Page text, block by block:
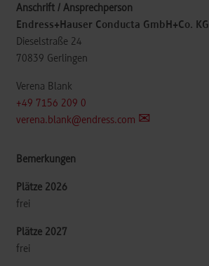
Endress+Hauser Conducta GmbH+Co. KG
Dieselstraße 24
70839 Gerlingen
Verena Blank
+49 7156 209 0
verena.blank@endress.com
frei
frei